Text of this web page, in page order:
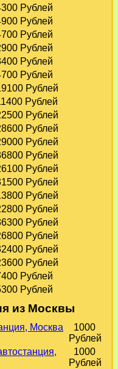
Рублей
Рублей
Рублей
Рублей
Рублей
Рублей
Рублей
Рублей
Рублей
Рублей
Рублей
Рублей
Рублей
Рублей
Рублей
Рублей
Рублей
Рублей
Рублей
Рублей
Рублей
Рублей
из Москвы
Москва
1000
Рублей
1000
Рублей